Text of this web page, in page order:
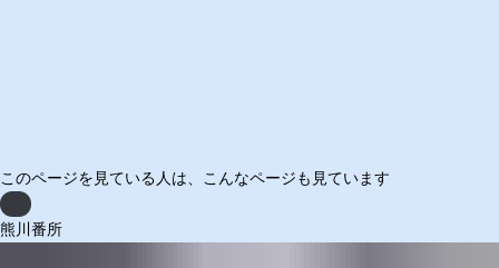
このページを見ている人は、
こんなページも見ています
Previous
熊川番所